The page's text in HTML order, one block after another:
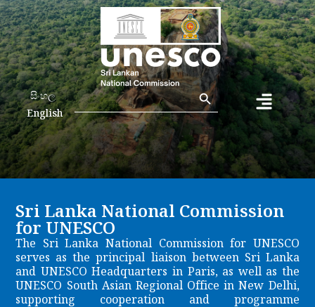
සිංහල
English
Search
for:
Search Button
Sri Lanka National Commission
for UNESCO
The Sri Lanka National Commission for UNESCO
serves as the principal liaison between Sri Lanka
and UNESCO Headquarters in Paris, as well as the
UNESCO South Asian Regional Office in New Delhi,
supporting cooperation and programme